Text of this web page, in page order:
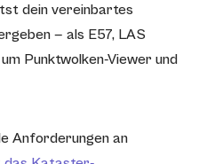
dein vereinbartes
— als E57, LAS
Punktwolken-Viewer und
Anforderungen an